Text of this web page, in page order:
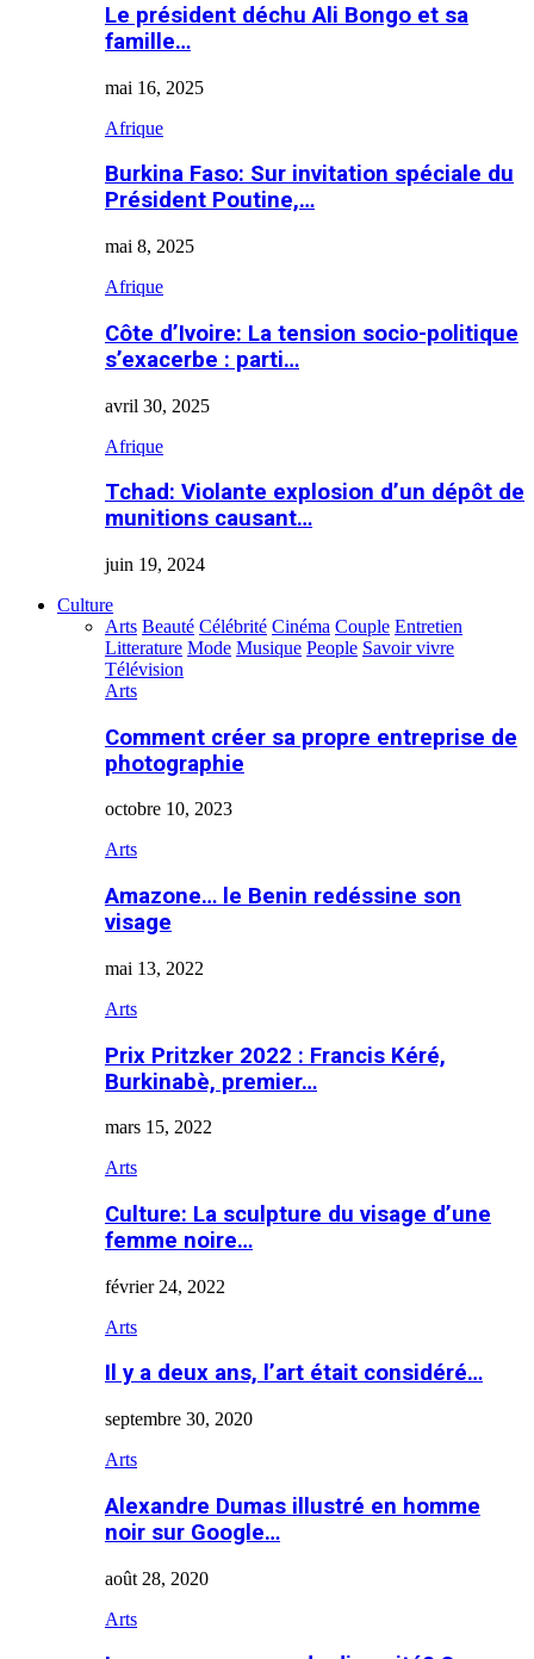
Le président déchu Ali Bongo et sa
famille…
mai 16, 2025
Afrique
Burkina Faso: Sur invitation spéciale du
Président Poutine,…
mai 8, 2025
Afrique
Côte d’Ivoire: La tension socio-politique
s’exacerbe : parti…
avril 30, 2025
Afrique
Tchad: Violante explosion d’un dépôt de
munitions causant…
juin 19, 2024
Culture
Arts Beauté Célébrité Cinéma Couple Entretien
Litterature Mode Musique People Savoir vivre
Télévision
Arts
Comment créer sa propre entreprise de
photographie
octobre 10, 2023
Arts
Amazone… le Benin redéssine son
visage
mai 13, 2022
Arts
Prix Pritzker 2022 : Francis Kéré,
Burkinabè, premier…
mars 15, 2022
Arts
Culture: La sculpture du visage d’une
femme noire…
février 24, 2022
Arts
Il y a deux ans, l’art était considéré…
septembre 30, 2020
Arts
Alexandre Dumas illustré en homme
noir sur Google…
août 28, 2020
Arts